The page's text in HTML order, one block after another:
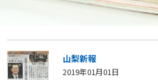
山梨新報
2019年01月01日